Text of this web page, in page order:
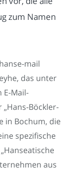
zum Namen
mail
das unter
Mail-
Böckler-
in Bochum, die
spezifische
aus